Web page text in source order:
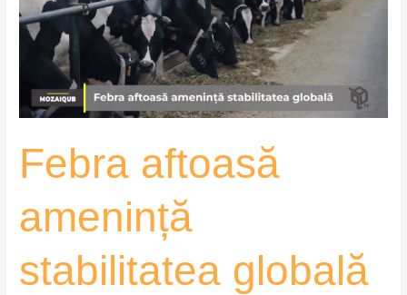
Febra aftoasă
amenință
stabilitatea globală
globală
MozaiQub